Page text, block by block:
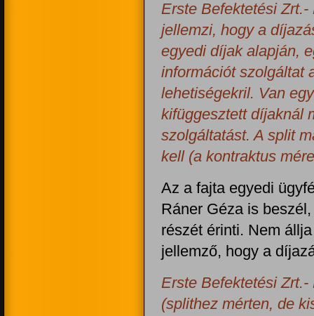
Erste Befektetési
jellemzi, hogy a
egyedi díjak alapján,
információt szolgáltat
lehetiségekril. Van
kifüggesztett díjaknál
szolgáltatást. A split
kell (a kontraktus
Az a fajta egyedi
Ráner Géza is
részét érinti. Nem
jellemző, hogy a
Erste Befektetési
(splithez mérten, de